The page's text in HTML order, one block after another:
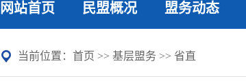
网站首页 民盟概况 盟务动态
当前位置： 首页 >> 基层盟务 >> 省直